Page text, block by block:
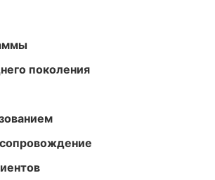
поколения
сопровождение